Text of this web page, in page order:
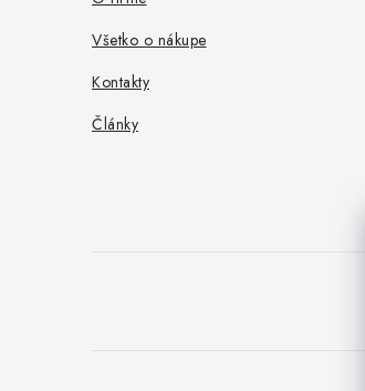
Všetko o nákupe
Kontakty
Články